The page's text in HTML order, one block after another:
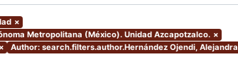
×
Metropolitana (México). Unidad Azcapotzalco. ×
× Author: search.filters.author.Hernández Ojendi, Alejandra